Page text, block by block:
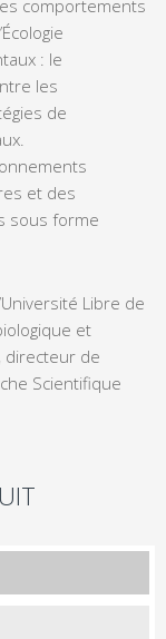
comportements
: le
les
de
et des
sous forme
Libre de
et
directeur de
Scientifique